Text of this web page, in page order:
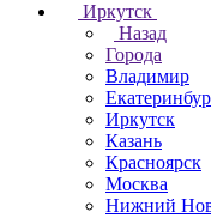
Иркутск
Назад
Города
Владимир
Иркутск
Казань
Красноярск
Москва
Нижний